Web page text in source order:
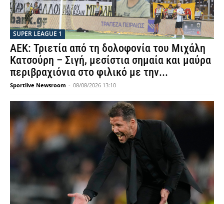
SUPER LEAGUE 1
ΑΕΚ: Τριετία από τη δολοφονία του Μιχάλη
Κατσούρη – Σιγή, μεσίστια σημαία και μαύρα
περιβραχιόνια στο φιλικό με την...
Sportlive Newsroom - 08/08/2026 13:10